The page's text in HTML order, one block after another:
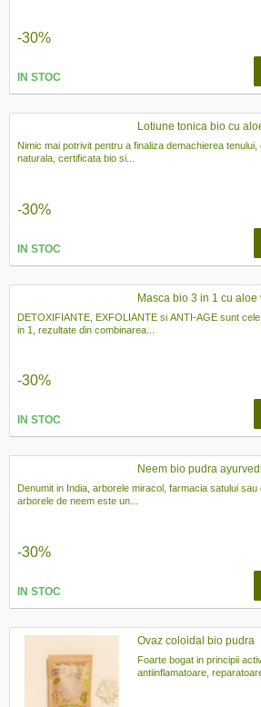
-30%
IN STOC
Lotiune tonica bio cu
Nimic mai potrivit pentru a finaliza demachierea
naturala, certificata bio si...
-30%
IN STOC
Masca bio 3 in 1 cu aloe
DETOXIFIANTE, EXFOLIANTE si ANTI-AGE sunt
in 1, rezultate din combinarea...
-30%
IN STOC
Neem bio pudra
Denumit in India, arborele miracol, farmacia satului sau
arborele de neem este un...
-30%
IN STOC
Ovaz coloidal bio pudra
Foarte bogat in principii
antiinflamatoare,